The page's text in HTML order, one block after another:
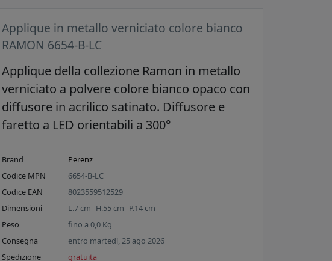
Applique in metallo verniciato colore bianco
RAMON 6654-B-LC
Applique della collezione Ramon in metallo
verniciato a polvere colore bianco opaco con
diffusore in acrilico satinato. Diffusore e
faretto a LED orientabili a 300°
Brand
Perenz
Codice MPN
6654-B-LC
Codice EAN
8023559512529
Dimensioni
L.7 cm H.55 cm P.14 cm
Peso
fino a0,0 Kg
Consegna
entro martedì, 25 ago 2026
Spedizione
gratuita